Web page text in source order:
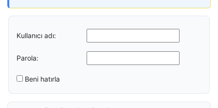
Kullanıcı adı:
Parola:
Beni hatırla